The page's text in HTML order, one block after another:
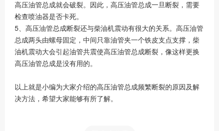
高压油管总成就会破裂。因此，高压油管总成一旦断裂，需要
检查喷油器是否卡死。
5、高压油管总成断裂还与柴油机震动有很大的关系。高压油管
总成两头由螺母固定，中间只靠油管夹一个铁皮支点支撑，柴
油机震动大会引起油管共震使高压油管总成断裂，像这样更换
高压油管总成是没有用的。
以上就是小编为大家介绍的高压油管总成频繁断裂的原因及解
决方法，希望大家能够有所了解。